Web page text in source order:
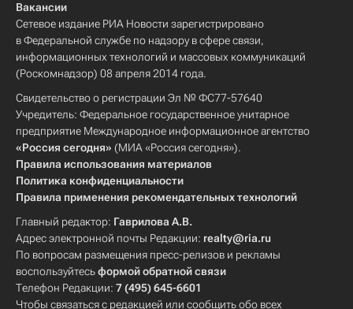
Вакансии
Сетевое издание РИА Новости зарегистрировано
в Федеральной службе по надзору в сфере связи,
информационных технологий и массовых коммуникаций
(Роскомнадзор) 08 апреля 2014 года.
Свидетельство о регистрации Эл № ФС77-57640
Учредитель: Федеральное государственное унитарное
предприятие Международное информационное агентство
«Россия сегодня» (МИА «Россия сегодня»).
Правила использования материалов
Политика конфиденциальности
Правила применения рекомендательных технологий
Главный редактор: Гаврилова А.В.
Адрес электронной почты Редакции: realty@ria.ru
По вопросам размещения пресс-релизов и рекламы
воспользуйтесьформой обратной связи
Телефон Редакции: 7 (495) 645-6601
Чтобы связаться с редакцией или сообщить обо всех